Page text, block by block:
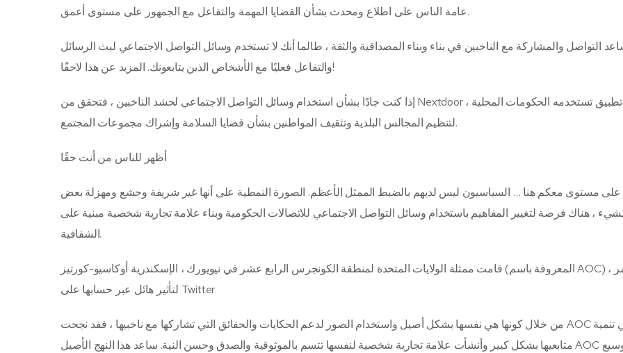
عامة الناس على اطلاع ومحدث بشأن القضايا المهمة والتفاعل مع الجمهور على مستوى أعمق.
التواصل والمشاركة مع الناخبين في بناء وبناء المصداقية والثقة ، طالما أنك لا تستخدم وسائل التواصل الاجتماعي لبث الرسائل
والتفاعل فعليًا مع الأشخاص الذين يتابعونك. المزيد عن هذا لاحقًا!
إذا كنت جادًا بشأن استخدام وسائل التواصل الاجتماعي لحشد الناخبين ، فتحقق من Nextdoor ، وهو تطبيق تستخدمه الحكومات المحلية
لتنظيم المجالس البلدية وتثقيف المواطنين بشأن قضايا السلامة وإشراك مجموعات المجتمع.
أظهر للناس من أنت حقًا
مستوى معكم هنا … السياسيون ليس لديهم بالضبط الممثل الأعظم. الصورة النمطية على أنها غير شريفة وجشع ومهزلة بعض
، هناك فرصة لتغيير المفاهيم باستخدام وسائل التواصل الاجتماعي للاتصالات الحكومية وبناء علامة تجارية شخصية مبنية على
الشفافية.
قامت ممثلة الولايات المتحدة لمنطقة الكونجرس الرابع عشر في نيويورك ، الإسكندرية أوكاسيو-كورتيز (المعروفة باسم AOC) ، بهذا الأمر
لتأثير هائل عبر حسابها على Twitter
من خلال كونها هي نفسها بشكل أصيل واستخدام الصور لدعم الحكايات والحقائق التي تشاركها مع ناخبيها ، فقد نجحت AOC في تنمية
متابعيها بشكل كبير وأنشأت علامة تجارية شخصية لنفسها تتسم بالموثوقية والصدق وحسن النية. ساعد هذا النهج الأصيل AOC على توسيع